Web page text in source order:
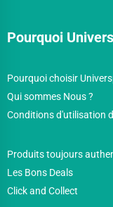
Pourquoi
Pourquoi choisir
Qui sommes Nous ?
Conditions d'utilisation
Produits toujours
Les Bons Deals
Click and Collect